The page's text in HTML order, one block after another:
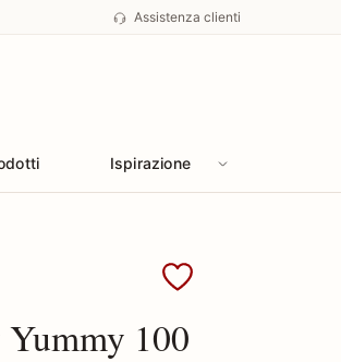
Assistenza clienti
Ispirazione
100